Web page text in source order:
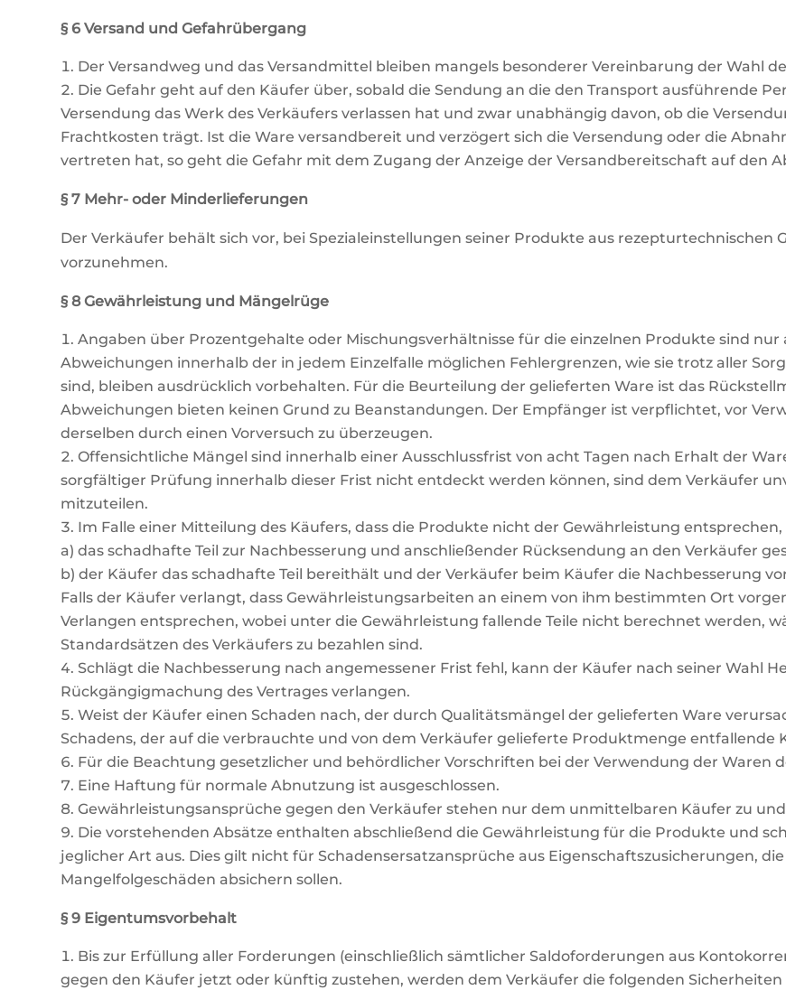
§ 6 Versand und Gefahrübergang
Der Versandweg und das Versandmittel bleiben mangels besonderer Vereinbarung der Wahl
Die Gefahr geht auf den Käufer über, sobald die Sendung an die den Transport ausführende
Versendung das Werk des Verkäufers verlassen hat und zwar unabhängig davon, ob die
Frachtkosten trägt. Ist die Ware versandbereit und verzögert sich die Versendung oder die
vertreten hat, so geht die Gefahr mit dem Zugang der Anzeige der Versandbereitschaft auf den
§ 7 Mehr- oder Minderlieferungen
Der Verkäufer behält sich vor, bei Spezialeinstellungen seiner Produkte aus rezepturtechnischen
vorzunehmen.
§ 8 Gewährleistung und Mängelrüge
Angaben über Prozentgehalte oder Mischungsverhältnisse für die einzelnen Produkte sind
Abweichungen innerhalb der in jedem Einzelfalle möglichen Fehlergrenzen, wie sie trotz aller
sind, bleiben ausdrücklich vorbehalten. Für die Beurteilung der gelieferten Ware ist das
Abweichungen bieten keinen Grund zu Beanstandungen. Der Empfänger ist verpflichtet, vor
derselben durch einen Vorversuch zu überzeugen.
Offensichtliche Mängel sind innerhalb einer Ausschlussfrist von acht Tagen nach Erhalt der
sorgfältiger Prüfung innerhalb dieser Frist nicht entdeckt werden können, sind dem Verkäufer
mitzuteilen.
Im Falle einer Mitteilung des Käufers, dass die Produkte nicht der Gewährleistung
a) das schadhafte Teil zur Nachbesserung und anschließender Rücksendung an den Verkäufer
b) der Käufer das schadhafte Teil bereithält und der Verkäufer beim Käufer die Nachbesserung
Falls der Käufer verlangt, dass Gewährleistungsarbeiten an einem von ihm bestimmten Ort
Verlangen entsprechen, wobei unter die Gewährleistung fallende Teile nicht berechnet werden,
Standardsätzen des Verkäufers zu bezahlen sind.
Schlägt die Nachbesserung nach angemessener Frist fehl, kann der Käufer nach seiner Wahl
Rückgängigmachung des Vertrages verlangen.
Weist der Käufer einen Schaden nach, der durch Qualitätsmängel der gelieferten Ware
Schadens, der auf die verbrauchte und von dem Verkäufer gelieferte Produktmenge entfallende
Für die Beachtung gesetzlicher und behördlicher Vorschriften bei der Verwendung der Waren
Eine Haftung für normale Abnutzung ist ausgeschlossen.
Gewährleistungsansprüche gegen den Verkäufer stehen nur dem unmittelbaren Käufer zu
Die vorstehenden Absätze enthalten abschließend die Gewährleistung für die Produkte und
jeglicher Art aus. Dies gilt nicht für Schadensersatzansprüche aus Eigenschaftszusicherungen,
Mangelfolgeschäden absichern sollen.
§ 9 Eigentumsvorbehalt
Bis zur Erfüllung aller Forderungen (einschließlich sämtlicher Saldoforderungen aus
gegen den Käufer jetzt oder künftig zustehen, werden dem Verkäufer die folgenden